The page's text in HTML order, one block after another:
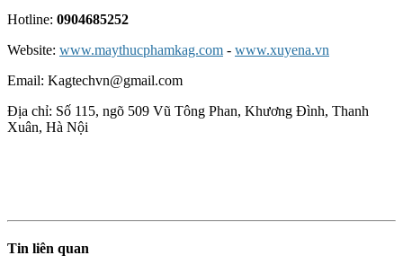
Hotline: 0904685252
Website: www.maythucphamkag.com - www.xuyena.vn
Email: Kagtechvn@gmail.com
Địa chỉ: Số 115, ngõ 509 Vũ Tông Phan, Khương Đình, Thanh
Xuân, Hà Nội
Tin liên quan